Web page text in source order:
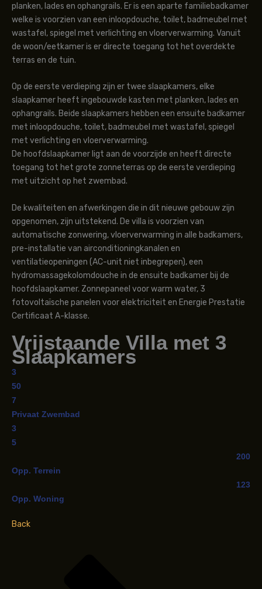
planken, lades en ophangrails. Er is een aparte familiebadkamer
welke is voorzien van een inloopdouche, toilet, badmeubel met
wastafel, spiegel met verlichting en vloerverwarming. Vanuit
de woon/eetkamer is er directe toegang tot het overdekte
terras en de tuin.
Op de eerste verdieping zijn er twee slaapkamers, elke
slaapkamer heeft ingebouwde kasten met planken, lades en
ophangrails. Beide slaapkamers hebben een ensuite badkamer
met inloopdouche, toilet, badmeubel met wastafel, spiegel
met verlichting en vloerverwarming.
De hoofdslaapkamer ligt aan de voorzijde en heeft directe
toegang tot het grote zonneterras op de eerste verdieping
met uitzicht op het zwembad.
De kwaliteiten en afwerkingen die in dit nieuwe gebouw zijn
opgenomen, zijn uitstekend. De villa is voorzien van
automatische zonwering, vloerverwarming in alle badkamers,
pre-installatie van airconditioningkanalen en
ventilatieopeningen (AC-unit niet inbegrepen), een
hydromassagekolomdouche in de ensuite badkamer bij de
hoofdslaapkamer. Zonnepaneel voor warm water, 3
fotovoltaïsche panelen voor elektriciteit en Energie Prestatie
Certificaat A-klasse.
Vrijstaande Villa met 3
Slaapkamers
3
50
7
Privaat Zwembad
3
5
200
Opp. Terrein
123
Opp. Woning
Back